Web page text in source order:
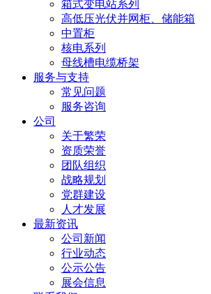
箱式变电站系列
高低压光伏并网柜、储能箱
中置柜
核电系列
母线槽电缆桥架
服务与支持
常见问题
服务咨询
公司
关于繁荣
资质荣誉
团队组织
战略规划
党群建设
人才发展
最新资讯
公司新闻
行业动态
公示公告
展会信息